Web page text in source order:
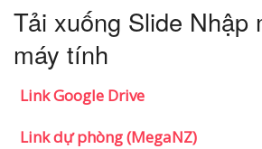
Tải xuống Slide Nhập
máy tính
Link Google Drive
Link dự phòng (MegaNZ)